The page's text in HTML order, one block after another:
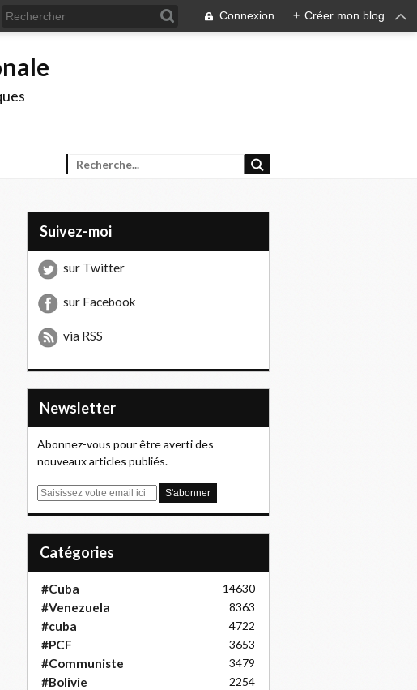
Connexion + Créer mon blog
Suivez-moi
sur Twitter
sur Facebook
via RSS
Newsletter
Abonnez-vous pour être averti des
nouveaux articles publiés.
E
Catégories
#Cuba 14630
#Venezuela 8363
#cuba 4722
#PCF 3653
#Communiste 3479
#Bolivie 2254